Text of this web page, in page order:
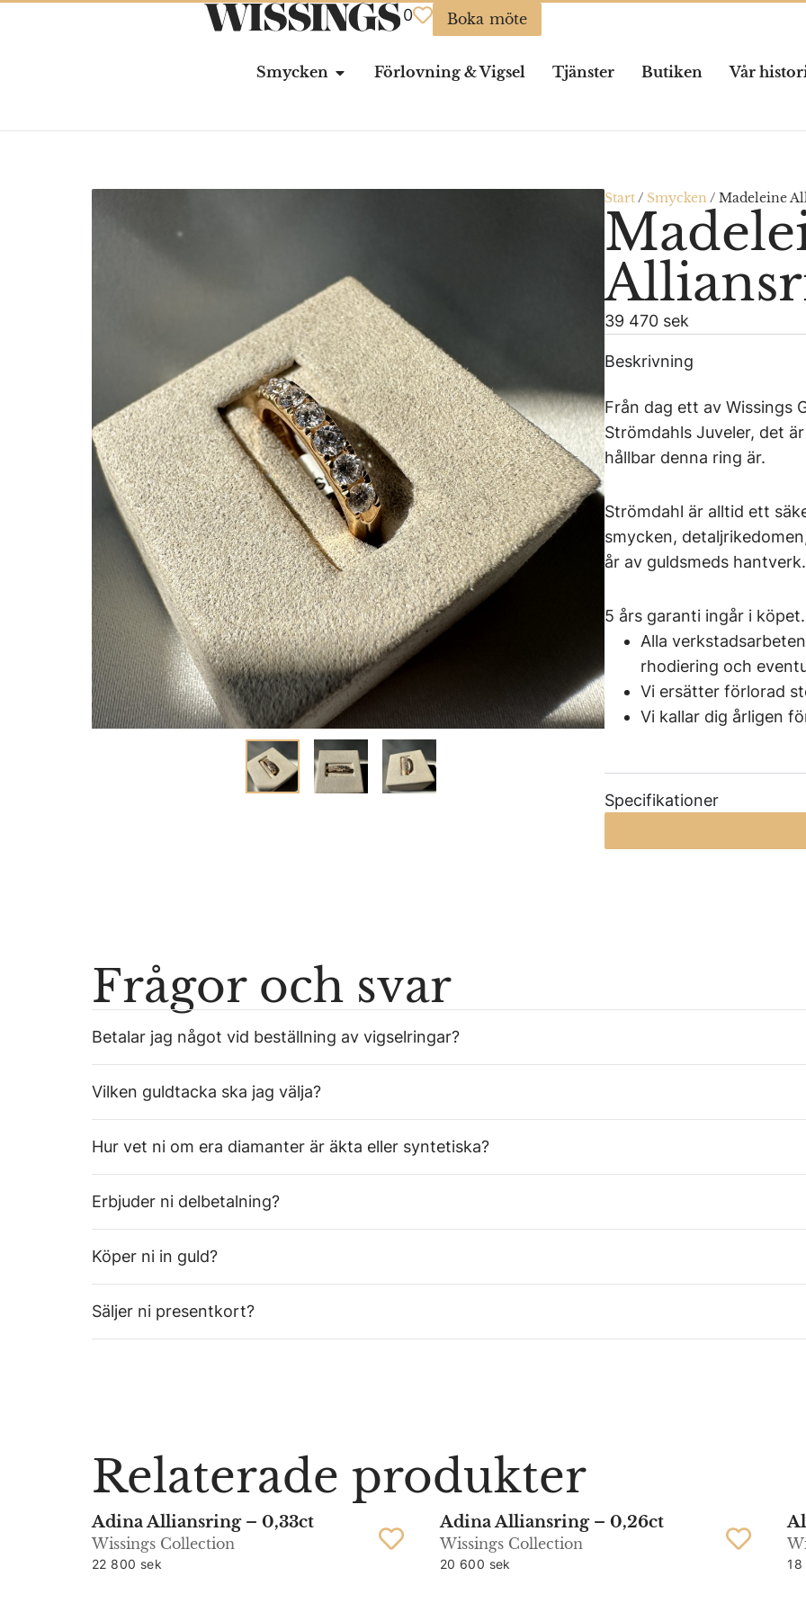
0 Boka möte
Smycken Förlovning & Vigsel Tjänster Butiken Vår
Start/ Smycken / Madeleine
39 470 sek
Beskrivning
Från dag ett av Wissings
Strömdahls Juveler, det
hållbar denna ring är.
Strömdahl är alltid ett
smycken,
år av guldsmeds hantverk.
5 års garanti ingår i köpet.
Alla
rhodiering och
Vi ersätter förlorad
Vi kallar dig årligen
Specifikationer
Frågor och svar
Betalar jag något vid beställning av vigselringar?
Vilken guldtacka ska jag välja?
Hur vet ni om era diamanter är äkta eller syntetiska?
Erbjuder ni delbetalning?
Köper ni in guld?
Säljer ni presentkort?
Relaterade produkter
Adina Alliansring – 0,33ct
Wissings Collection
22 800 sek
Adina Alliansring – 0,26ct
Wissings Collection
20 600 sek